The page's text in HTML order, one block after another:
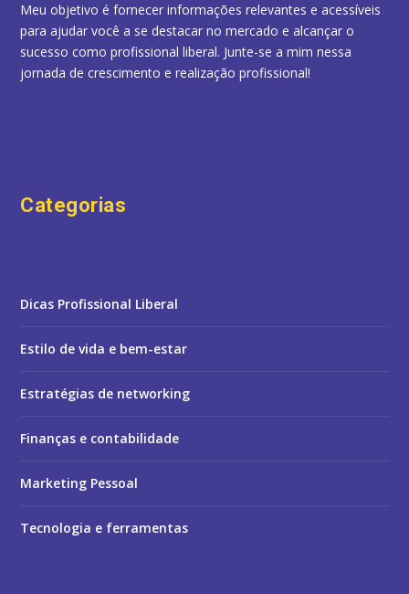
Meu objetivo é fornecer informações relevantes e acessíveis
para ajudar você a se destacar no mercado e alcançar o
sucesso como profissional liberal. Junte-se a mim nessa
jornada de crescimento e realização profissional!
Categorias
Dicas Profissional Liberal
Estilo de vida e bem-estar
Estratégias de networking
Finanças e contabilidade
Marketing Pessoal
Tecnologia e ferramentas